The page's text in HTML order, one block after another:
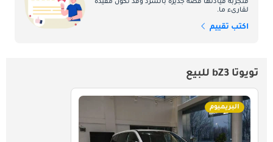
فتجربة قيادتها قصة جديرة بالسرد وقد تكون مفيدة
لقارىء ما.
اكتب تقييم
تويوتا bZ3 للبيع
البريميوم